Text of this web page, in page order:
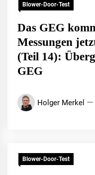
Blower-Door-Test
Das GEG
Messungen
(Teil 14):
GEG
Holger Merkel
Blower-Door-Test